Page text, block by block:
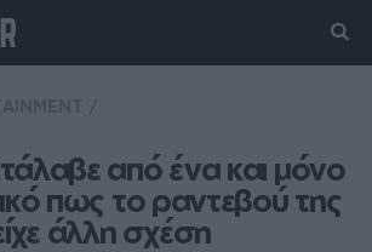
από ένα και μόνο
πως το ραντεβού της
άλλη σχέση